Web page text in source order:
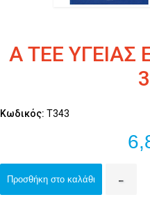
Α ΤΕΕ
Κωδικός: Τ343
Προσθήκη στο καλάθι -